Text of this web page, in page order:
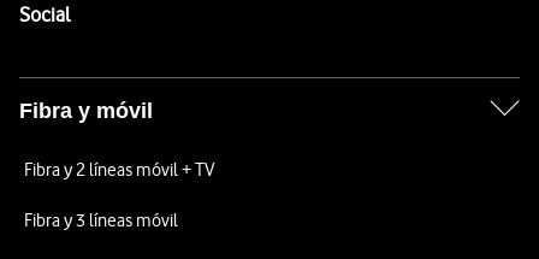
SocialEnlaces a las redes sociales de Vodafone
Fibra y móvil
Fibra y 2 líneas móvil + TV
Fibra y 3 líneas móvil